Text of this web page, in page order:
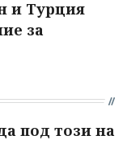
и Турция
за
под този на